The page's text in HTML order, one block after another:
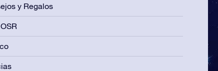
y Regalos